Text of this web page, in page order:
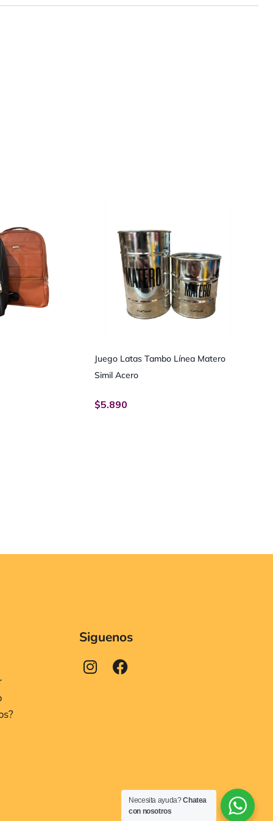
Juego Latas Tambo Línea Matero
Simil Acero
$5.890
Siguenos
Necesita ayuda?Chatea
con nosotros